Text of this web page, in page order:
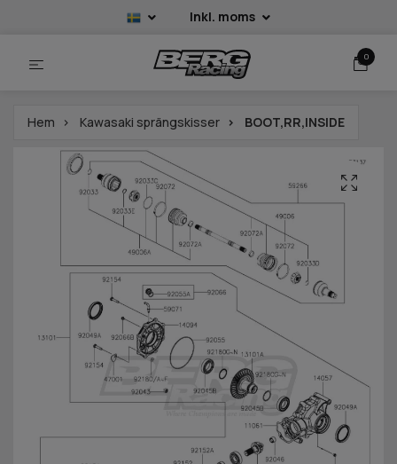
Inkl. moms
0
Hem Kawasaki sprängskisser BOOT,RR,INSIDE